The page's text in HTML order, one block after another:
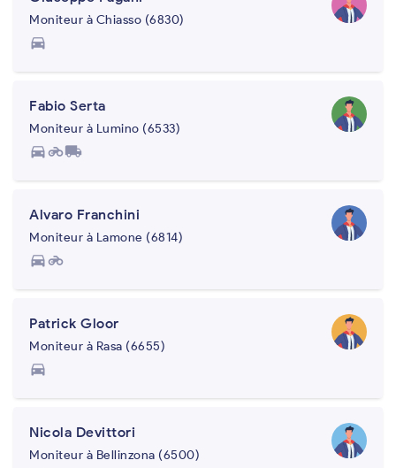
Moniteur à Chiasso (6830)
directions_car
Fabio Serta
Moniteur à Lumino (6533)
directions_carmotorcyclelocal_shipping
Alvaro Franchini
Moniteur à Lamone (6814)
directions_carmotorcycle
Patrick Gloor
Moniteur à Rasa (6655)
directions_car
Nicola Devittori
Moniteur à Bellinzona (6500)